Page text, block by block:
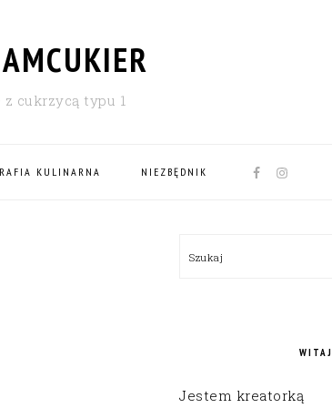
z cukrzycą typu 1
KULINARNA NIEZBĘDNIK
NAV
SIDEBAR
Szukaj
WITAJ
Jestem kreatorką